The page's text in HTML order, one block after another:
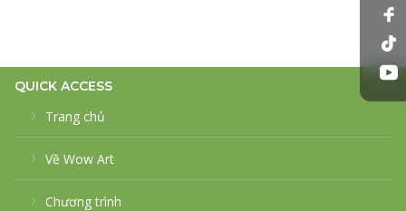
QUICK ACCESS
Trang chủ
Về Wow Art
Chương trình